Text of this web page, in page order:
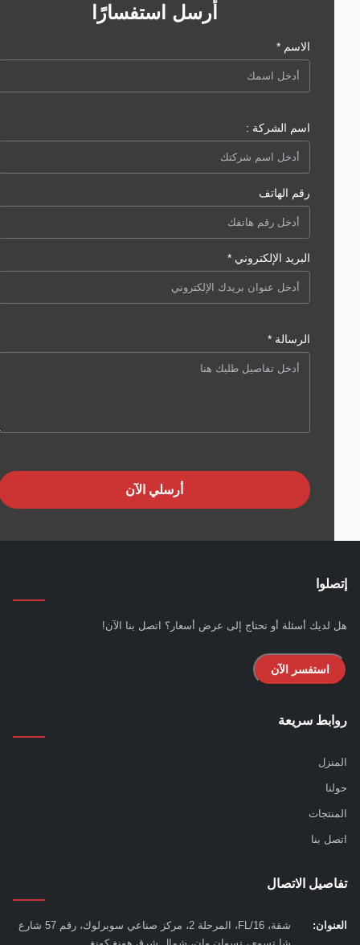
أرسل استفسارًا
الاسم *
اسم الشركة :
رقم الهاتف
البريد الإلكتروني *
الرسالة *
أرسلي الآن
أسئلة أو تحتاج إلى عرض أسعار؟ اتصل بنا الآن!
استفسر الآن
سريعة
بنا
الاتصال
شقة، 16/FL، المرحلة 2، مركز صناعي سوبرلوك، رقم 57 شارع